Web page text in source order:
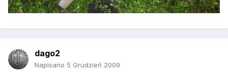
dago2
Napisano 5 Grudzień 2009